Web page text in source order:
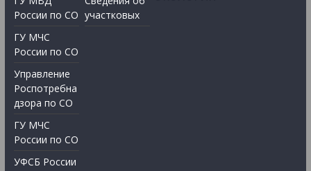
России по СО
ГУ МЧС
России по СО
Управление
Роспотребна
дзора по СО
ГУ МЧС
России по СО
УФСБ России
участковых